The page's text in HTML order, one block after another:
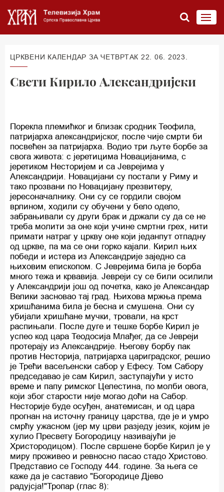
ЦРКВЕНИ КАЛЕНДАР ЗА ЧЕТВРТАК 22. 06. 2023.
Свети Кирило Александријски
Порекла племићког и близак сродник Теофила,
патријарха александријског, после чије смрти би
посвећен за патријарха. Водио три љуте борбе за
свога живота: с јеретицима Новацијанима, с
јеретиком Несторијем и са Јеврејима у
Александрији. Новацијани су постали у Риму и
тако прозвани по Новацијану презвитеру,
јересоначалнику. Они су се гордили својом
врлином, ходили су обучени у бело одело,
забрањивали су други брак и држали су да се не
треба молити за оне који учине смртни грех, нити
примати натраг у цркву оне који једанпут отпадну
од цркве, па ма се они горко кајали. Кирил њих
победи и истера из Александрије заједно са
њиховим епископом. С Јеврејима била је борба
много тежа и крвавија. Јевреји су се били осилили
у Александрији још од почетка, како је Александар
Велики засновао тај град. Њихова мржња према
хришћанима била је бесна и смушена. Они су
убијали хришћане мучки, тровали, на крст
распињали. После дуге и тешке борбе Кирил је
успео код цара Теодосија Млађег, да се Јевреји
протерају из Александрије. Његову борбу пак
против Несторија, патријарха цариградског, решио
је Трећи васељенски сабор у Ефесу. Том Сабору
председавао је сам Кирил, заступајући у исто
време и папу римског Целестина, по молби овога,
који због старости није могао доћи на Сабор.
Несторије буде осуђен, анатемисан, и од цара
прогнан на источну границу царства, где је и умро
смрћу ужасном (јер му црви разједу језик, којим је
хулио Пресвету Богородицу називајући је
Христородицом). После свршене борбе Кирил је у
миру проживео и ревносно пасао стадо Христово.
Представио се Господу 444. године. За њега се
каже да је саставио "Богородице Дјево
радујсја!"Тропар (глас 8):